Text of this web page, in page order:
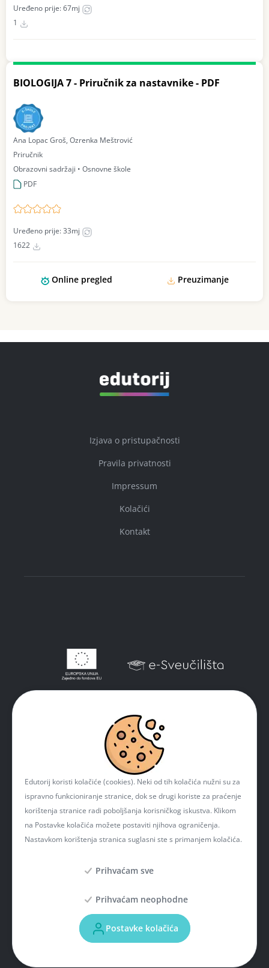
Uređeno prije: 67mj
1
BIOLOGIJA 7 - Priručnik za nastavnike - PDF
Ana Lopac Groš, Ozrenka Meštrović
Priručnik
Obrazovni sadržaji • Osnovne škole
PDF
Uređeno prije: 33mj
1622
Online pregled Preuzimanje
Izjava o pristupačnosti
Pravila privatnosti
Impressum
Kolačići
Kontakt
informacija o EU fondovima možete naći na mrežnim stranicama Ministarstva
regionalnoga razvoja i fondova Europske unije: www.strukturnifondovi.hr
ove mrežne stranice isključiva je odgovornost Hrvatske akademske i istraživačke
Edutorij koristi kolačiće (cookies). Neki od tih kolačića nužni su za
ispravno funkcioniranje stranice, dok se drugi koriste za praćenje
korištenja stranice radi poboljšanja korisničkog iskustva. Klikom
na Postavke kolačića možete postaviti njihova ograničenja.
Nastavkom korištenja stranica suglasni ste s primanjem kolačića.
Prihvaćam sve
Prihvaćam neophodne
Postavke kolačića